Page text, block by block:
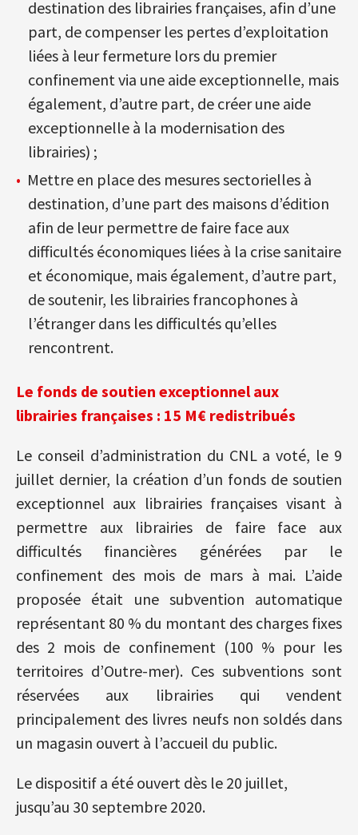
destination des librairies françaises, afin d’une
part, de compenser les pertes d’exploitation
liées à leur fermeture lors du premier
confinement via une aide exceptionnelle, mais
également, d’autre part, de créer une aide
exceptionnelle à la modernisation des
librairies) ;
Mettre en place des mesures sectorielles à
destination, d’une part des maisons d’édition
afin de leur permettre de faire face aux
difficultés économiques liées à la crise sanitaire
et économique, mais également, d’autre part,
de soutenir, les librairies francophones à
l’étranger dans les difficultés qu’elles
rencontrent.
Le fonds de soutien exceptionnel aux
librairies françaises : 15 M€ redistribués
Le conseil d’administration du CNL a voté, le 9
juillet dernier, la création d’un fonds de soutien
exceptionnel aux librairies françaises visant à
permettre aux librairies de faire face aux
difficultés financières générées par le
confinement des mois de mars à mai. L’aide
proposée était une subvention automatique
représentant 80 % du montant des charges fixes
des 2 mois de confinement (100 % pour les
territoires d’Outre-mer). Ces subventions sont
réservées aux librairies qui vendent
principalement des livres neufs non soldés dans
un magasin ouvert à l’accueil du public.
Le dispositif a été ouvert dès le 20 juillet,
jusqu’au 30 septembre 2020.